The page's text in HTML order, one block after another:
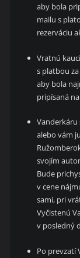
aby bola
mailu s
rezerváciu
Vratnú
s platbou
aby bola
pripísaná
Vanderkáru
alebo vám
svojím
Bude
v cene
sami, pri
Vyčistenú
v posledný
Po prevzatí